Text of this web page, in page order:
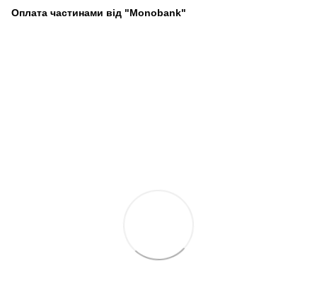
Оплата частинами від "Monobank"